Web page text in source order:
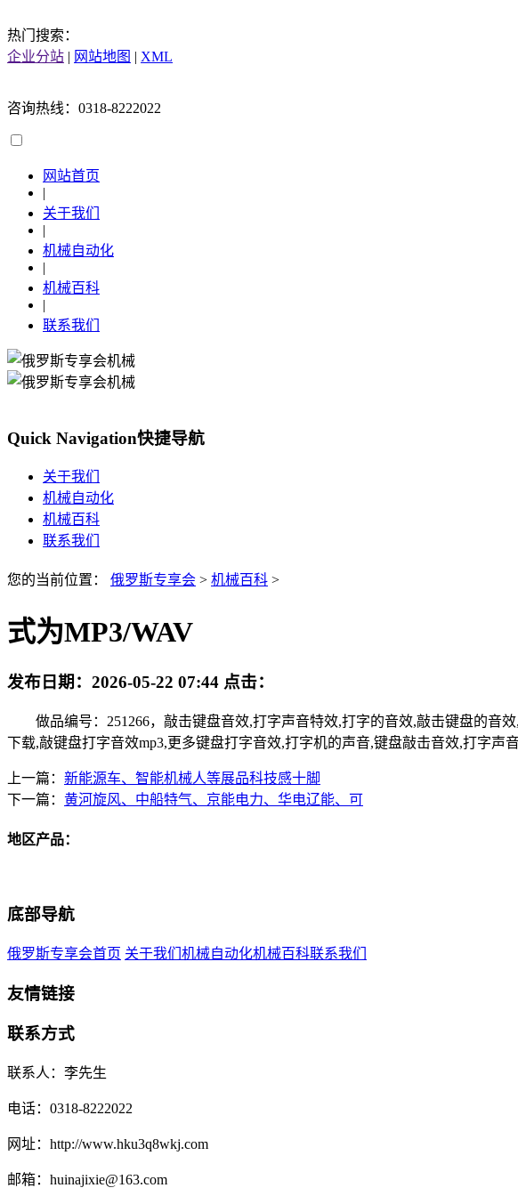
热门搜索：
企业分站 | 网站地图 | XML
咨询热线：0318-8222022
网站首页
|
关于我们
|
机械自动化
|
机械百科
|
联系我们
Quick Navigation快捷导航
关于我们
机械自动化
机械百科
联系我们
您的当前位置： 俄罗斯专享会 > 机械百科 >
式为MP3/WAV
发布日期： 2026-05-22 07:44 点击：
做品编号：251266，敲击键盘音效,打字声音特效,打字的音效,敲击键盘的音
下载,敲键盘打字音效mp3,更多键盘打字音效,打字机的声音,键盘敲击音效,打字声
上一篇： 新能源车、智能机械人等展品科技感十脚
下一篇： 黄河旋风、中船特气、京能电力、华电辽能、可
地区产品：
底部导航
俄罗斯专享会首页 关于我们 机械自动化机械百科联系我们
友情链接
联系方式
联系人：李先生
电话：0318-8222022
网址：http://www.hku3q8wkj.com
邮箱：huinajixie@163.com